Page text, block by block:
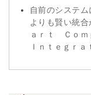
自前のシステ
よりも賢い統
ａｒｔ Ｃｏ
Ｉｎｔｅｇｒ